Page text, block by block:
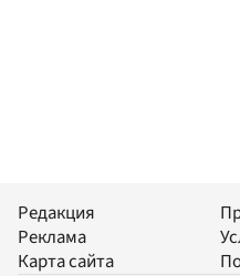
Редакция
Реклама
Карта сайта